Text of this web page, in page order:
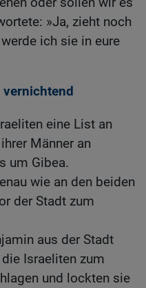
»Ja, zieht noch
ich sie in eure
vernichtend
eine List an
Männer an
um Gibea.
wie an den beiden
der Stadt zum
aus der Stadt
Israeliten zum
und lockten sie